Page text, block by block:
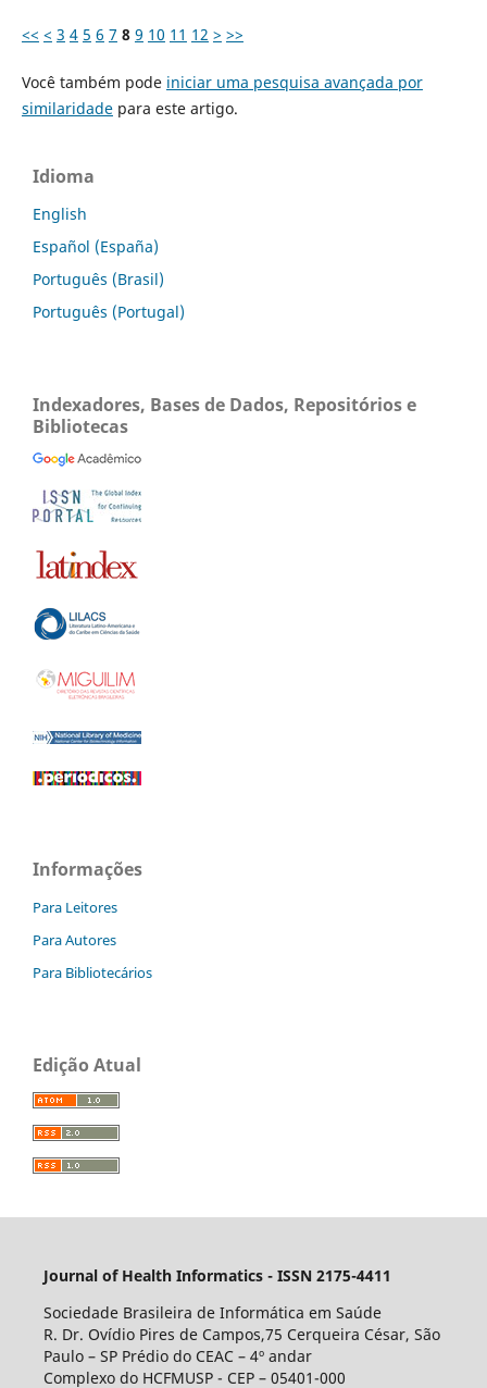
<< < 3 4 5 6 7 8 9 10 11 12 > >>
Você também pode iniciar uma pesquisa avançada por
similaridadepara este artigo.
Idioma
English
Español (España)
Português (Brasil)
Português (Portugal)
Indexadores, Bases de Dados, Repositórios e
Bibliotecas
Informações
Para Leitores
Para Autores
Para Bibliotecários
Edição Atual
Journal of Health Informatics - ISSN 2175-4411
Sociedade Brasileira de Informática em Saúde
R. Dr. Ovídio Pires de Campos,75 Cerqueira César, São
Paulo – SP Prédio do CEAC – 4º andar
Complexo do HCFMUSP - CEP – 05401-000